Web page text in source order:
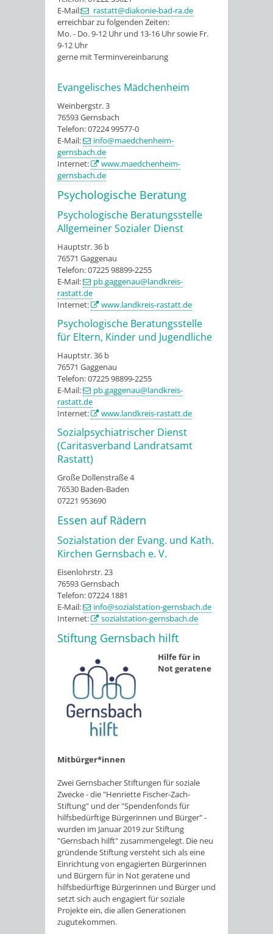
E-Mail:
rastatt@diakonie-bad-ra.de
erreichbar zu folgenden Zeiten:
Mo. - Do. 9-12 Uhr und 13-16 Uhr sowie Fr.
9-12 Uhr
gerne mit Terminvereinbarung
Evangelisches Mädchenheim
Weinbergstr. 3
76593 Gernsbach
Telefon: 07224 99577-0
E-Mail:
info@maedchenheim-
gernsbach.de
Internet:
www.maedchenheim-
gernsbach.de
Psychologische Beratung
Psychologische Beratungsstelle
Allgemeiner Sozialer Dienst
Hauptstr. 36 b
76571 Gaggenau
Telefon: 07225 98899-2255
E-Mail:
pb.gaggenau@landkreis-
rastatt.de
Internet:
www.landkreis-rastatt.de
Psychologische Beratungsstelle
für Eltern, Kinder und Jugendliche
Hauptstr. 36 b
76571 Gaggenau
Telefon: 07225 98899-2255
E-Mail:
pb.gaggenau@landkreis-
rastatt.de
Internet:
www.landkreis-rastatt.de
Sozialpsychiatrischer Dienst
(Caritasverband Landratsamt
Rastatt)
Große Dollenstraße 4
76530 Baden-Baden
07221 953690
Essen auf Rädern
Sozialstation der Evang. und Kath.
Kirchen Gernsbach e. V.
Eisenlohrstr. 23
76593 Gernsbach
Telefon: 07224 1881
E-Mail:
info@sozialstation-gernsbach.de
Internet:
sozialstation-gernsbach.de
Stiftung Gernsbach hilft
Hilfe für in
Not geratene
Mitbürger*innen
Zwei Gernsbacher Stiftungen für soziale
Zwecke - die "Henriette Fischer-Zach-
Stiftung" und der "Spendenfonds für
hilfsbedürftige Bürgerinnen und Bürger" -
wurden im Januar 2019 zur Stiftung
"Gernsbach hilft" zusammengelegt. Die neu
gründende Stiftung versteht sich als eine
Einrichtung von engagierten Bürgerinnen
und Bürgern für in Not geratene und
hilfsbedürftige Bürgerinnen und Bürger und
setzt sich auch engagiert für soziale
Projekte ein, die allen Generationen
zugutekommen.